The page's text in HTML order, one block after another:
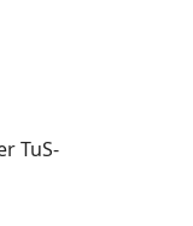
TuS-